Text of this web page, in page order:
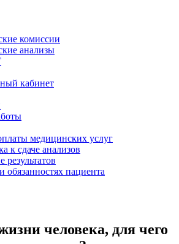
комиссии
анализы
кабинет
медицинских услуг
к сдаче анализов
результатов
обязанностях пациента
человека, для чего